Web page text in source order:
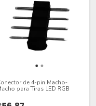
de 4-pin Macho-
para Tiras LED RGB